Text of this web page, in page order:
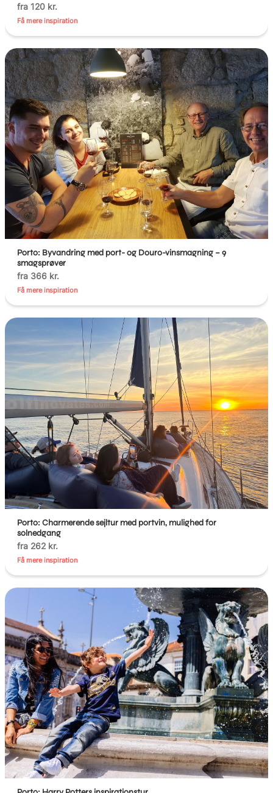
fra 120 kr.
Få mere inspiration
Porto: Byvandring med port- og Douro-vinsmagning – 9
smagsprøver
fra 366 kr.
Få mere inspiration
Porto: Charmerende sejltur med portvin, mulighed for
solnedgang
fra 262 kr.
Få mere inspiration